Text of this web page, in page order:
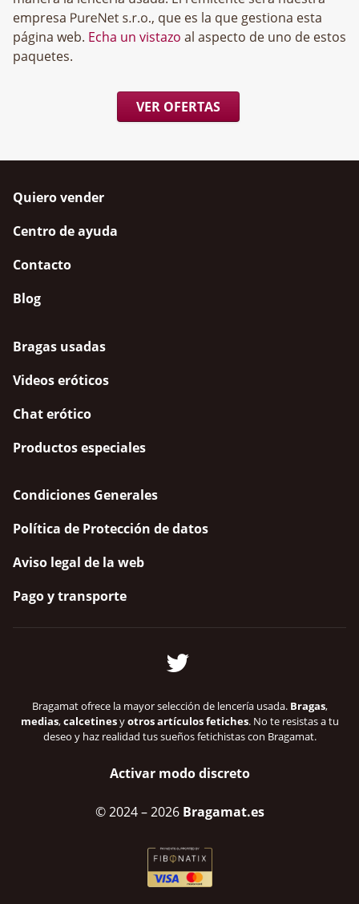
empresa
, que es la que gestiona esta
página web. Echa un vistazo al aspecto de uno de estos
paquetes.
VER OFERTAS
Quiero vender
Centro de ayuda
Contacto
Blog
Bragas usadas
Videos eróticos
Chat erótico
Productos especiales
Condiciones Generales
Política de Protección de datos
Aviso legal de la web
Pago y transporte
Bragamat ofrece la mayor selección de lencería usada. Bragas,
medias,calcetinesyotros artículos fetiches. No te resistas a tu
deseo y haz realidad tus sueños fetichistas con Bragamat.
Activar modo discreto
© 2024– 2026 Bragamat.es